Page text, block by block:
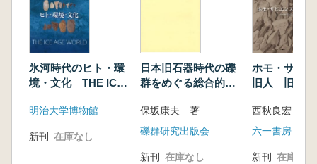
本列島の後期旧石器時代前半期(およそ4～2.8
万年前)の考古資料(石器資料)を再検討し,その
特徴や意義について論じる。
研究の対象地域には,日本列島の後期旧石器
時代前半期編年の標識地域として扱われてきた
年研究や石器の形態研究の方法を検討し,新た
な研究の枠組に基づいて展望を示す。
(東京都立大学学位論文に加筆刊行)
氷河時代のヒト・環
境・文化 THE ICE
明治大学博物館
新刊 在庫なし
日本旧石器時代の礫
群をめぐる総合的研
保坂康夫 著
礫群研究出版会
新刊 在庫なし
ホモ・サピ
旧人 旧石器
西秋良宏 編
六一書房
新刊 在庫なし